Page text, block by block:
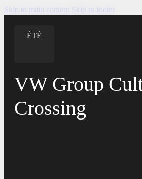
Skip to main content
ÉTÉ
ÉTÉ
VW Group
Crossing